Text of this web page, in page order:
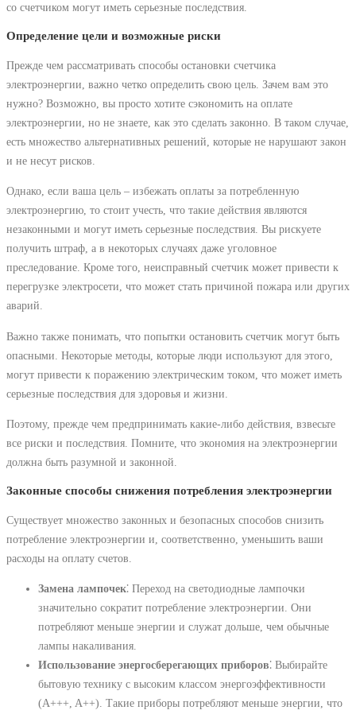
со счетчиком могут иметь серьезные последствия.
Определение цели и возможные риски
Прежде чем рассматривать способы остановки счетчика
электроэнергии, важно четко определить свою цель. Зачем вам это
нужно? Возможно, вы просто хотите сэкономить на оплате
электроэнергии, но не знаете, как это сделать законно. В таком случае,
есть множество альтернативных решений, которые не нарушают закон
и не несут рисков.
Однако, если ваша цель – избежать оплаты за потребленную
электроэнергию, то стоит учесть, что такие действия являются
незаконными и могут иметь серьезные последствия. Вы рискуете
получить штраф, а в некоторых случаях даже уголовное
преследование. Кроме того, неисправный счетчик может привести к
перегрузке электросети, что может стать причиной пожара или других
аварий.
Важно также понимать, что попытки остановить счетчик могут быть
опасными. Некоторые методы, которые люди используют для этого,
могут привести к поражению электрическим током, что может иметь
серьезные последствия для здоровья и жизни.
Поэтому, прежде чем предпринимать какие-либо действия, взвесьте
все риски и последствия. Помните, что экономия на электроэнергии
должна быть разумной и законной.
Законные способы снижения потребления электроэнергии
Существует множество законных и безопасных способов снизить
потребление электроэнергии и, соответственно, уменьшить ваши
расходы на оплату счетов.
Замена лампочек⁚ Переход на светодиодные лампочки
значительно сократит потребление электроэнергии. Они
потребляют меньше энергии и служат дольше, чем обычные
лампы накаливания.
Использование энергосберегающих приборов⁚ Выбирайте
бытовую технику с высоким классом энергоэффективности
(A+++, A++). Такие приборы потребляют меньше энергии, что